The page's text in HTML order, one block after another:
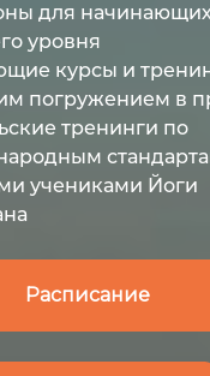
для
уровня
курсы и
погружением в
тренинги по
учениками Йоги
Расписание